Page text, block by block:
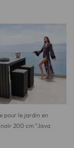
pour le jardin en
200 cm "Java